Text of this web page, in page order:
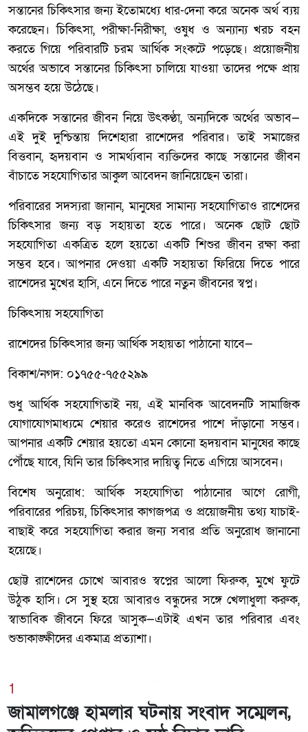
সন্তানের চিকিৎসার জন্য ইতোমধ্যে ধার-দেনা করে অনেক অর্থ ব্যয়
করেছেন। চিকিৎসা, পরীক্ষা-নিরীক্ষা, ওষুধ ও অন্যান্য খরচ বহন
করতে গিয়ে পরিবারটি চরম আর্থিক সংকটে পড়েছে। প্রয়োজনীয়
অর্থের অভাবে সন্তানের চিকিৎসা চালিয়ে যাওয়া তাদের পক্ষে প্রায়
অসম্ভব হয়ে উঠেছে।
একদিকে সন্তানের জীবন নিয়ে উৎকণ্ঠা, অন্যদিকে অর্থের অভাব—
এই দুই দুশ্চিন্তায় দিশেহারা রাশেদের পরিবার। তাই সমাজের
বিত্তবান, হৃদয়বান ও সামর্থ্যবান ব্যক্তিদের কাছে সন্তানের জীবন
বাঁচাতে সহযোগিতার আকুল আবেদন জানিয়েছেন তারা।
পরিবারের সদস্যরা জানান, মানুষের সামান্য সহযোগিতাও রাশেদের
চিকিৎসার জন্য বড় সহায়তা হতে পারে। অনেক ছোট ছোট
সহযোগিতা একত্রিত হলে হয়তো একটি শিশুর জীবন রক্ষা করা
সম্ভব হবে। আপনার দেওয়া একটি সহায়তা ফিরিয়ে দিতে পারে
রাশেদের মুখের হাসি, এনে দিতে পারে নতুন জীবনের স্বপ্ন।
চিকিৎসায় সহযোগিতা
রাশেদের চিকিৎসার জন্য আর্থিক সহায়তা পাঠানো যাবে—
বিকাশ/নগদ: ০১৭৫৫-৭৫৫২৯৯
শুধু আর্থিক সহযোগিতাই নয়, এই মানবিক আবেদনটি সামাজিক
যোগাযোগমাধ্যমে শেয়ার করেও রাশেদের পাশে দাঁড়ানো সম্ভব।
আপনার একটি শেয়ার হয়তো এমন কোনো হৃদয়বান মানুষের কাছে
পৌঁছে যাবে, যিনি তার চিকিৎসার দায়িত্ব নিতে এগিয়ে আসবেন।
বিশেষ অনুরোধ: আর্থিক সহযোগিতা পাঠানোর আগে রোগী,
পরিবারের পরিচয়, চিকিৎসার কাগজপত্র ও প্রয়োজনীয় তথ্য যাচাই-
বাছাই করে সহযোগিতা করার জন্য সবার প্রতি অনুরোধ জানানো
হয়েছে।
ছোট্ট রাশেদের চোখে আবারও স্বপ্নের আলো ফিরুক, মুখে ফুটে
উঠুক হাসি। সে সুস্থ হয়ে আবারও বন্ধুদের সঙ্গে খেলাধুলা করুক,
স্বাভাবিক জীবনে ফিরে আসুক—এটাই এখন তার পরিবার এবং
শুভাকাঙ্ক্ষীদের একমাত্র প্রত্যাশা।
1
জামালগঞ্জে হামলার ঘটনায় সংবাদ সম্মেলন,